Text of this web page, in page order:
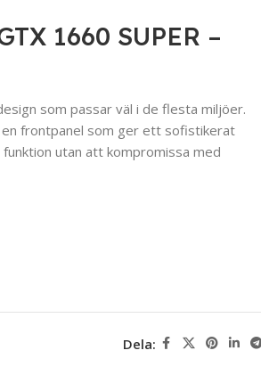
1660 SUPER –
som passar väl i de flesta miljöer.
frontpanel som ger ett sofistikerat
utan att kompromissa med
Dela: